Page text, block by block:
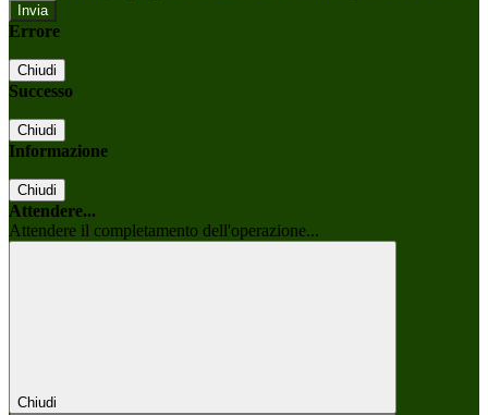
Errore
Chiudi
Successo
Chiudi
Informazione
Chiudi
Attendere...
Attendere il completamento dell'operazione...
Chiudi